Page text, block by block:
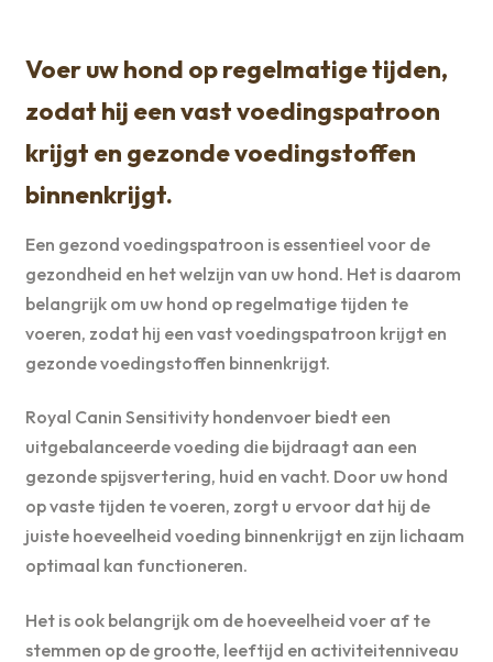
Voer uw hond op regelmatige tijden,
zodat hij een vast voedingspatroon
krijgt en gezonde voedingstoffen
binnenkrijgt.
Een gezond voedingspatroon is essentieel voor de
gezondheid en het welzijn van uw hond. Het is daarom
belangrijk om uw hond op regelmatige tijden te
voeren, zodat hij een vast voedingspatroon krijgt en
gezonde voedingstoffen binnenkrijgt.
Royal Canin Sensitivity hondenvoer biedt een
uitgebalanceerde voeding die bijdraagt aan een
gezonde spijsvertering, huid en vacht. Door uw hond
op vaste tijden te voeren, zorgt u ervoor dat hij de
juiste hoeveelheid voeding binnenkrijgt en zijn lichaam
optimaal kan functioneren.
Het is ook belangrijk om de hoeveelheid voer af te
stemmen op de grootte, leeftijd en activiteitenniveau